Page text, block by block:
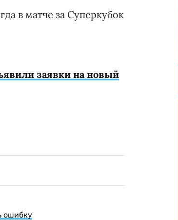
в матче за Суперкубок
заявки на новый
ошибку